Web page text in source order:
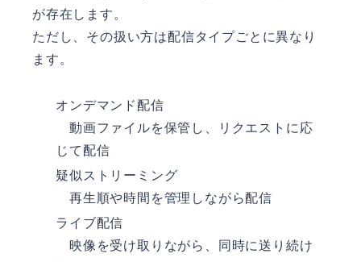
が存在します。
ただし、その扱い方は配信タイプごとに異なり
ます。
オンデマンド配信
動画ファイルを保管し、リクエストに応
じて配信
疑似ストリーミング
再生順や時間を管理しながら配信
ライブ配信
映像を受け取りながら、同時に送り続け